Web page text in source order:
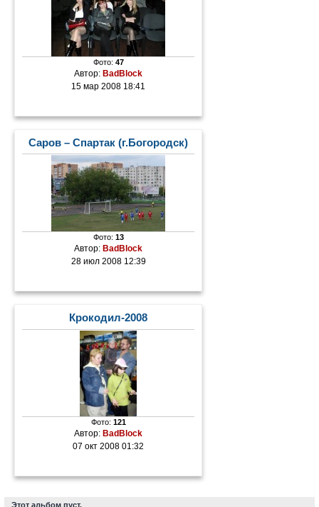
Фото: 47
Автор: BadBlock
15 мар 2008 18:41
Саров – Спартак (г.Богородск)
Фото: 13
Автор: BadBlock
28 июл 2008 12:39
Крокодил-2008
Фото: 121
Автор:BadBlock
07 окт 2008 01:32
Этот альбом пуст.